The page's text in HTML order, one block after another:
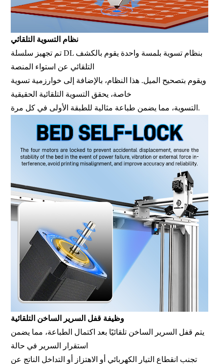
نظام التسوية التلقائي
تم تجهيز سلسلة DL بنظام تسوية بلمسة واحدة يقوم بالكشف
ويقوم بتصحيح الميل. هذا النظام، بالإضافة إلى خوارزمية تسوية
التسوية، مما يضمن طباعة مثالية للطبقة الأولى في كل مرة.
وظيفة قفل السرير الساخن التلقائية
يتم قفل السرير الساخن تلقائيًا بعد اكتمال الطباعة، مما يضمن
تجنب انقطاع التيار الكهربائي أو الاهتزاز أو التداخل الناتج عن